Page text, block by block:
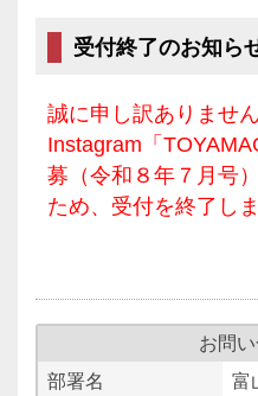
受付終了のお知ら
誠に申し訳ありませ
Instagram「
募（令和８年７月号
ため、受付を終了しま
お問
部署名
富